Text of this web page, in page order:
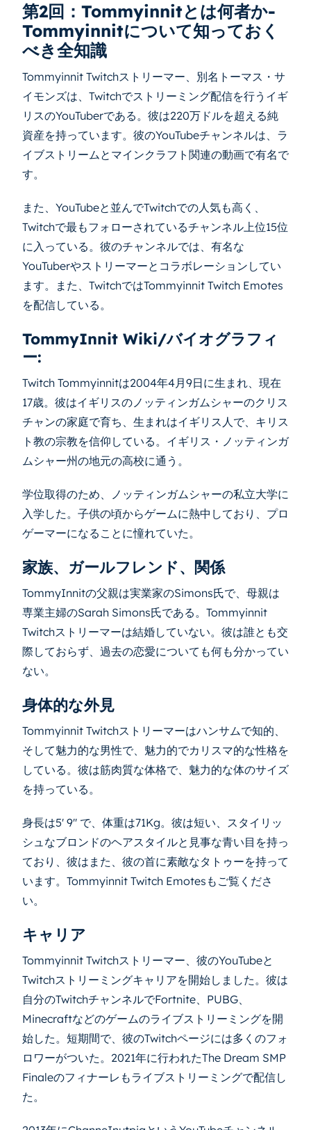
第2回：Tommyinnitとは何者か-
Tommyinnitについて知っておく
べき全知識
Tommyinnit Twitchストリーマー、別名トーマス・サ
イモンズは、Twitchでストリーミング配信を行うイギ
リスのYouTuberである。彼は220万ドルを超える純
資産を持っています。彼のYouTubeチャンネルは、ラ
イブストリームとマインクラフト関連の動画で有名で
す。
また、YouTubeと並んでTwitchでの人気も高く、
Twitchで最もフォローされているチャンネル上位15位
に入っている。彼のチャンネルでは、有名な
YouTuberやストリーマーとコラボレーションしてい
ます。また、TwitchではTommyinnit Twitch Emotes
を配信している。
TommyInnit Wiki/バイオグラフィ
ー:
Twitch Tommyinnitは2004年4月9日に生まれ、現在
17歳。彼はイギリスのノッティンガムシャーのクリス
チャンの家庭で育ち、生まれはイギリス人で、キリス
ト教の宗教を信仰している。イギリス・ノッティンガ
ムシャー州の地元の高校に通う。
学位取得のため、ノッティンガムシャーの私立大学に
入学した。子供の頃からゲームに熱中しており、プロ
ゲーマーになることに憧れていた。
家族、ガールフレンド、関係
TommyInnitの父親は実業家のSimons氏で、母親は
専業主婦のSarah Simons氏である。Tommyinnit
Twitchストリーマーは結婚していない。彼は誰とも交
際しておらず、過去の恋愛についても何も分かってい
ない。
身体的な外見
Tommyinnit Twitchストリーマーはハンサムで知的、
そして魅力的な男性で、魅力的でカリスマ的な性格を
している。彼は筋肉質な体格で、魅力的な体のサイズ
を持っている。
身長は5' 9'' で、体重は71Kg。彼は短い、スタイリッ
シュなブロンドのヘアスタイルと見事な青い目を持っ
ており、彼はまた、彼の首に素敵なタトゥーを持って
います。Tommyinnit Twitch Emotesもご覧くださ
い。
キャリア
Tommyinnit Twitchストリーマー、彼のYouTubeと
Twitchストリーミングキャリアを開始しました。彼は
自分のTwitchチャンネルでFortnite、PUBG、
Minecraftなどのゲームのライブストリーミングを開
始した。短期間で、彼のTwitchページには多くのフォ
ロワーがついた。2021年に行われたThe Dream SMP
Finaleのフィナーレもライブストリーミングで配信し
た。